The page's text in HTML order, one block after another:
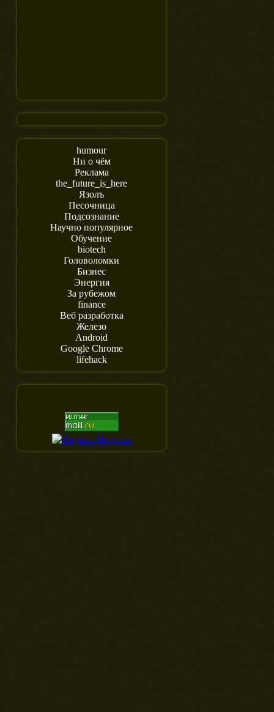
humour
Ни о чём
Реклама
the_future_is_here
Язолъ
Песочница
Подсознание
Научно популярное
Обучение
biotech
Головоломки
Бизнес
Энергия
За рубежом
finance
Веб разработка
Железо
Android
Google Chrome
lifehack